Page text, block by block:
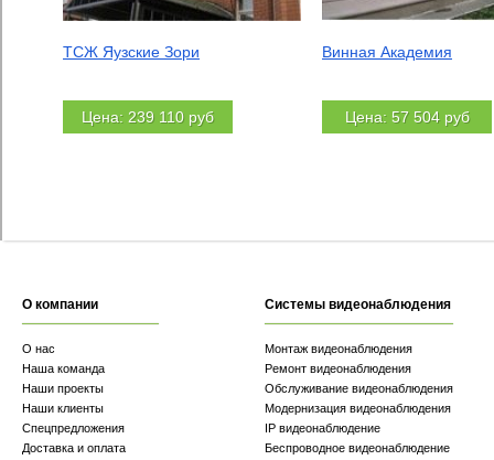
ТСЖ Яузские Зори
Цена: 239 110 руб
Винная Академия
Цена: 57 504 руб
О компании
О нас
Наша команда
Наши проекты
Наши клиенты
Спецпредложения
Доставка и оплата
Системы видеонаблюдения
Монтаж видеонаблюдения
Ремонт видеонаблюдения
Обслуживание видеонаблюдения
Модернизация видеонаблюдения
IP видеонаблюдение
Беспроводное видеонаблюдение